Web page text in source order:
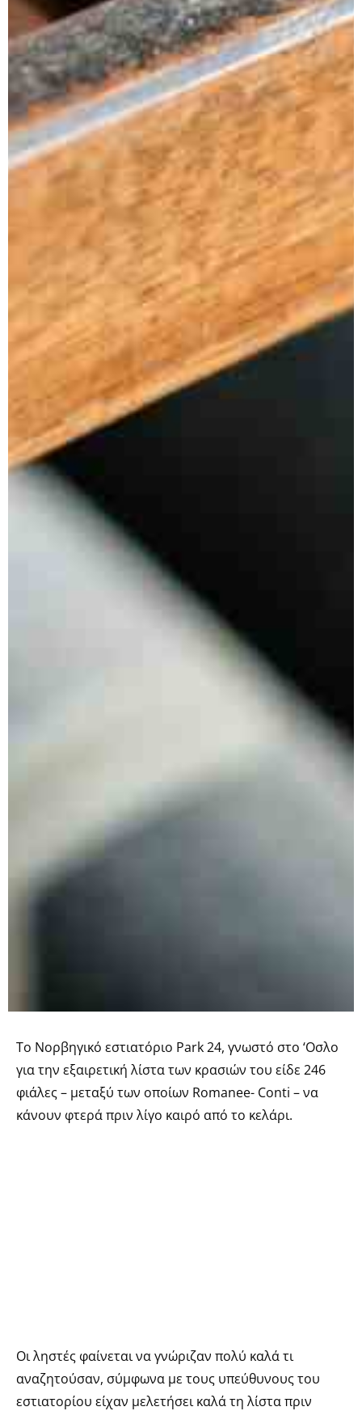
Το Nορβηγικό εστιατόριο Park 24, γνωστό στο ‘Οσλο
για την εξαιρετική λίστα των κρασιών του είδε 246
φιάλες – μεταξύ των οποίων Romanee- Conti – να
κάνουν φτερά πριν λίγο καιρό από το κελάρι.
Οι ληστές φαίνεται να γνώριζαν πολύ καλά τι
αναζητούσαν, σύμφωνα με τους υπεύθυνους του
εστιατορίου είχαν μελετήσει καλά τη λίστα πριν